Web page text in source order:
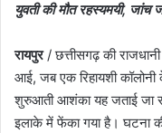
युवती की मौत रहस्यमयी, जांच
रायपुर/ छत्तीसगढ़ की
आई, जब एक रिहायशी कॉलोनी
शुरुआती आशंका यह जताई जा
इलाके में फेंका गया है। घटना